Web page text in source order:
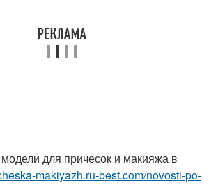
для причесок и макияжа в
makiyazh.ru-best.com/novosti-po-